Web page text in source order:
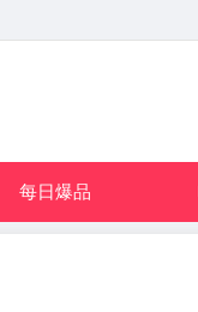
每日爆品